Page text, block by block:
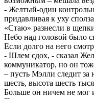
- Желтый-один
придавливая к уху
«Стаю» разнесли в
Небо над головой было
Если долго на него
- Шлем сдох, - сказал
коммуникатор, но он
– пусть Мэлли следит за
шесть, высота шесть
Больше он ничем не мог